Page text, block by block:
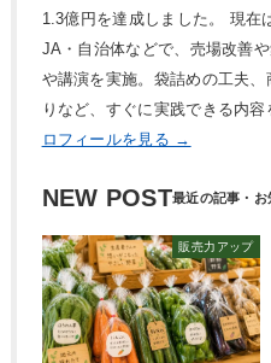
1.3億円を達成しました。 現在
JA・自治体などで、売場改善
や講演を実施。袋詰めの工夫
りなど、すぐに実践できる内
ロフィールを見る →
NEW POST
販売力アップ